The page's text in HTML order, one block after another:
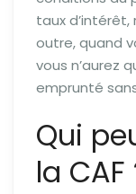
taux
outre, quand
vous n’aurez
emprunté
Qui
la CAF